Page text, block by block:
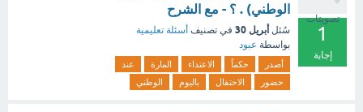
تصويتات
1
إجابة
الوطني) . ؟ - مع الشرح
سُئل أبريل 30 في تصنيف أسئلة تعليمية
بواسطة عبود
أصدر حكماً الاعتداء المارة
عند
حضور
الاحتفال باليوم الوطني